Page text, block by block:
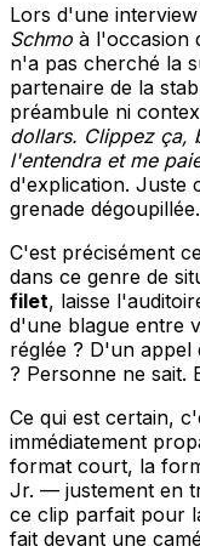
Lors d'une
Schmo à l'occasion
n'a pas cherché la
partenaire de la
préambule ni
dollars. Clippez
l'entendra et me
d'explication. Juste
grenade dégoupillée.
C'est précisément
dans ce genre de
filet, laisse
d'une blague entre
réglée ? D'un
? Personne ne sait.
Ce qui est certain,
immédiatement
format court, la
Jr. — justement en
ce clip parfait pour
fait devant une